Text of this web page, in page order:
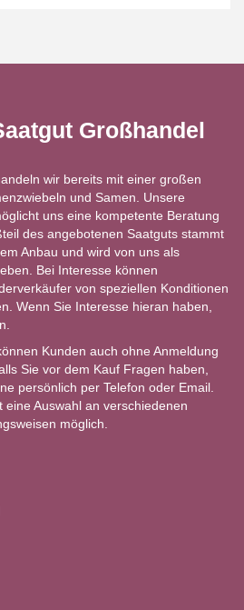
Großhandel
wir bereits mit einer großen
und Samen. Unsere
uns eine kompetente Beratung
des angebotenen Saatguts stammt
Anbau und wird von uns als
Bei Interesse können
von speziellen Konditionen
Wenn Sie Interesse hieran haben,
Kunden auch ohne Anmeldung
Sie vor dem Kauf Fragen haben,
persönlich per Telefon oder Email.
eine Auswahl an verschiedenen
möglich.